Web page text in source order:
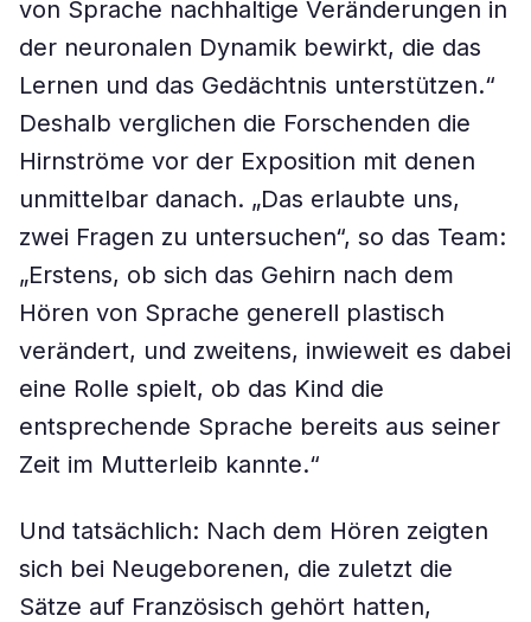
von Sprache nachhaltige Veränderungen in
der neuronalen Dynamik bewirkt, die das
Lernen und das Gedächtnis unterstützen.“
Deshalb verglichen die Forschenden die
Hirnströme vor der Exposition mit denen
unmittelbar danach. „Das erlaubte uns,
zwei Fragen zu untersuchen“, so das Team:
„Erstens, ob sich das Gehirn nach dem
Hören von Sprache generell plastisch
verändert, und zweitens, inwieweit es dabei
eine Rolle spielt, ob das Kind die
entsprechende Sprache bereits aus seiner
Zeit im Mutterleib kannte.“
Und tatsächlich: Nach dem Hören zeigten
sich bei Neugeborenen, die zuletzt die
Sätze auf Französisch gehört hatten,